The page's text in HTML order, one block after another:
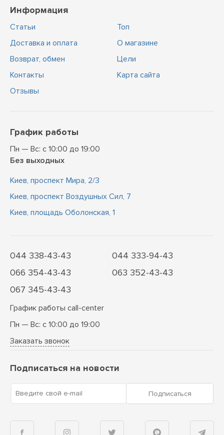
Информация
Статьи
Доставка и оплата
Возврат, обмен
Контакты
Отзывы
Топ
О магазине
Цели
Карта сайта
График работы
Пн — Вс: с 10:00 до 19:00
Без выходных
Киев, проспект Мира, 2/3
Киев, проспект Воздушных Сил, 7
Киев, площадь Оболонская, 1
044 338-43-43
044 333-94-43
066 354-43-43
063 352-43-43
067 345-43-43
График работы call-center
Пн — Вс: с 10:00 до 19:00
Заказать звонок
Подписаться на новости
Введите свой e-mail Подписаться